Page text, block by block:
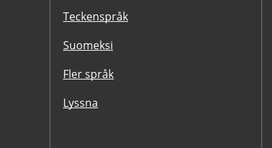
Teckenspråk
Suomeksi
Fler språk
Lyssna